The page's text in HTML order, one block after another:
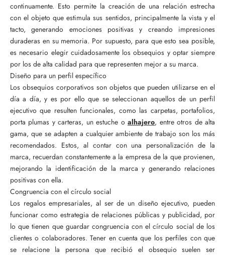
continuamente. Esto permite la creación de una relación estrecha
con el objeto que estimula sus sentidos, principalmente la vista y el
tacto, generando emociones positivas y creando impresiones
duraderas en su memoria. Por supuesto, para que esto sea posible,
es necesario elegir cuidadosamente los obsequios y optar siempre
por los de alta calidad para que representen mejor a su marca.
Diseño para un perfil específico
Los obsequios corporativos son objetos que pueden utilizarse en el
día a día, y es por ello que se seleccionan aquellos de un perfil
ejecutivo que resulten funcionales, como las carpetas, portafolios,
porta plumas y carteras, un estuche oalhajero, entre otros de alta
gama, que se adapten a cualquier ambiente de trabajo son los más
recomendados. Estos, al contar con una personalización de la
marca, recuerdan constantemente a la empresa de la que provienen,
mejorando la identificación de la marca y generando relaciones
positivas con ella.
Congruencia con el círculo social
Los regalos empresariales, al ser de un diseño ejecutivo, pueden
funcionar como estrategia de relaciones públicas y publicidad, por
lo que tienen que guardar congruencia con el círculo social de los
clientes o colaboradores. Tener en cuenta que los perfiles con que
se relacione la persona que recibió el obsequio suelen ser